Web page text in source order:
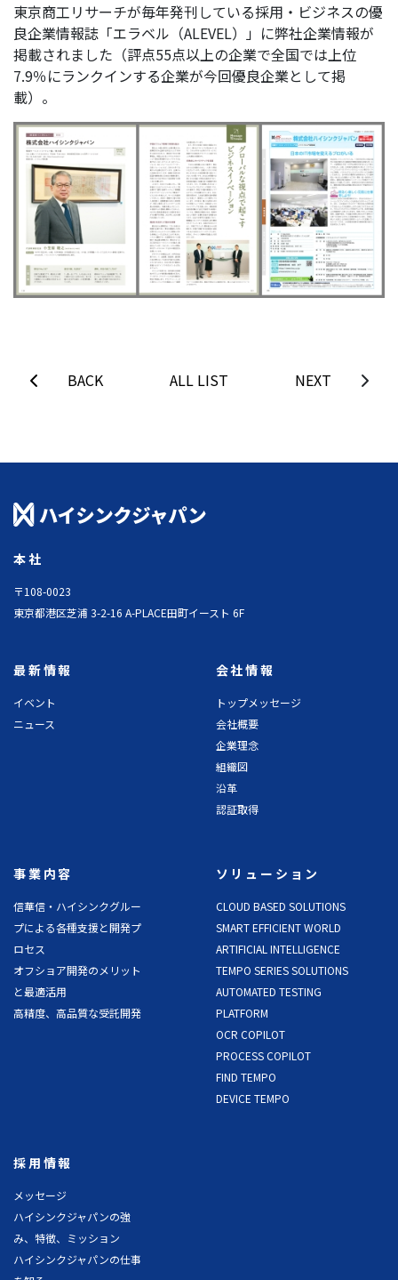
東京商工リサーチが毎年発刊している採用・ビジネスの優
良企業情報誌「エラベル（ALEVEL）」に弊社企業情報が
掲載されました（評点55点以上の企業で全国では上位
7.9％にランクインする企業が今回優良企業として掲
載）。
BACK ALL LIST NEXT
本社
〒108-0023
東京都港区芝浦 3-2-16 A-PLACE田町イースト 6F
最新情報
イベント
ニュース
会社情報
トップメッセージ
会社概要
企業理念
組織図
沿革
認証取得
事業内容
信華信・ハイシンクグルー
プによる各種支援と開発プ
ロセス
オフショア開発のメリット
と最適活用
高精度、高品質な受託開発
ソリューション
CLOUD BASED SOLUTIONS
SMART EFFICIENT WORLD
ARTIFICIAL INTELLIGENCE
TEMPO SERIES SOLUTIONS
AUTOMATED TESTING
PLATFORM
OCR COPILOT
PROCESS COPILOT
FIND TEMPO
DEVICE TEMPO
採用情報
メッセージ
ハイシンクジャパンの強
み、特徴、ミッション
ハイシンクジャパンの仕事